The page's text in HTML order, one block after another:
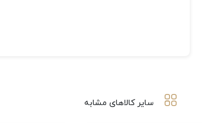
سایر کالاهای مشابه